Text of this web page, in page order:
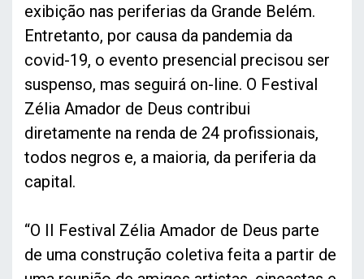
exibição nas periferias da Grande Belém.
Entretanto, por causa da pandemia da
covid-19, o evento presencial precisou ser
suspenso, mas seguirá on-line. O Festival
Zélia Amador de Deus contribui
diretamente na renda de 24 profissionais,
todos negros e, a maioria, da periferia da
capital.
“O II Festival Zélia Amador de Deus parte
de uma construção coletiva feita a partir de